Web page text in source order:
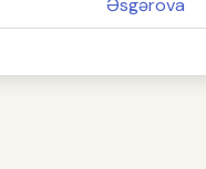
Əsgərova